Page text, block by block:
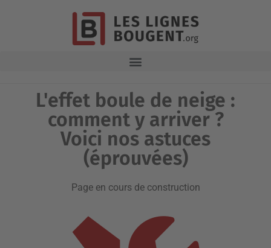
L'effet boule de neige :
comment y arriver ?
Voici nos astuces
(éprouvées)
Page en cours de construction